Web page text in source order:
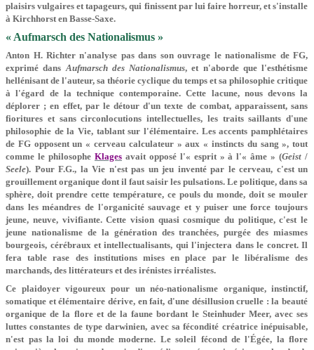
plaisirs vulgaires et tapageurs, qui finissent par lui faire horreur, et s'installe
à Kirchhorst en Basse-Saxe.
« Aufmarsch des Nationalismus »
Anton H. Richter n'analyse pas dans son ouvrage le nationalisme de FG,
exprimé dans Aufmarsch des Nationalismus, et n'aborde que l'esthétisme
hellénisant de l'auteur, sa théorie cyclique du temps et sa philosophie critique
à l'égard de la technique contemporaine. Cette lacune, nous devons la
déplorer ; en effet, par le détour d'un texte de combat, apparaissent, sans
fioritures et sans circonlocu­tions intellectuelles, les traits saillants d'une
philoso­phie de la Vie, tablant sur l'élémentaire. Les accents pamphlétaires
de FG opposent un « cerveau calculateur » aux « instincts du sang », tout
comme le philosophe Klagesavait opposé l'« esprit » à l'« âme » (Geist/
Seele). Pour F.G., la Vie n'est pas un jeu inventé par le cerveau, c'est un
grouillement organique dont il faut saisir les pulsations. Le politi­que, dans sa
sphère, doit prendre cette température, ce pouls du monde, doit se mouler
dans les méandres de l'organicité sauvage et y puiser une force toujours
jeune, neuve, vivifiante. Cette vision quasi cosmique du politique, c'est le
jeune nationalisme de la génération des tranchées, purgée des miasmes
bourgeois, cérébraux et intellectualisants, qui l'injectera dans le concret. Il
fera table rase des institutions mises en place par le libéralisme des
marchands, des littérateurs et des irénistes irréalistes.
Ce plaidoyer vigoureux pour un néo-nationalisme organique, instinctif,
somatique et élémentaire dérive, en fait, d'une désillusion cruelle : la beauté
orga­nique de la flore et de la faune bordant le Steinhuder Meer, avec ses
luttes constantes de type darwinien, avec sa fécondité créatrice inépuisable,
n'est pas la loi du monde moderne. Le soleil fécond de l'Égée, la flore